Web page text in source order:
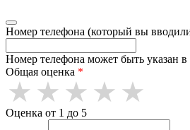
Номер телефона (который вы
Номер телефона может быть указан
Общая оценка *
Оценка от 1 до 5